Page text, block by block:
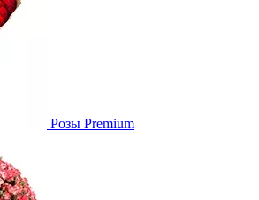
Розы Premium